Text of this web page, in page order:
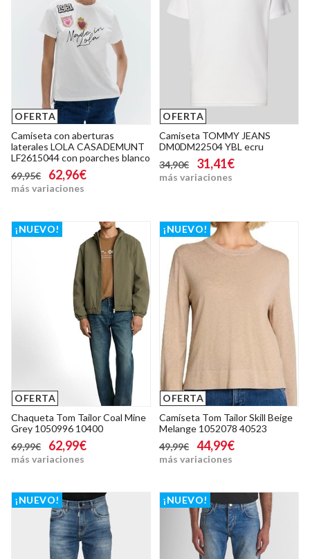
OFERTA
Camiseta con aberturas
laterales LOLA CASADEMUNT
LF2615044 con poarches blanco
69,95€
62,96€
más variaciones
OFERTA
Camiseta TOMMY JEANS
DM0DM22504 YBL ecru
34,90€
31,41€
más variaciones
OFERTA
¡NUEVO!
Chaqueta Tom Tailor Coal Mine
Grey 1050996 10400
69,99€
62,99€
más variaciones
OFERTA
¡NUEVO!
Camiseta Tom Tailor Skill Beige
Melange 1052078 40523
49,99€
44,99€
más variaciones
¡NUEVO! ¡NUEVO!